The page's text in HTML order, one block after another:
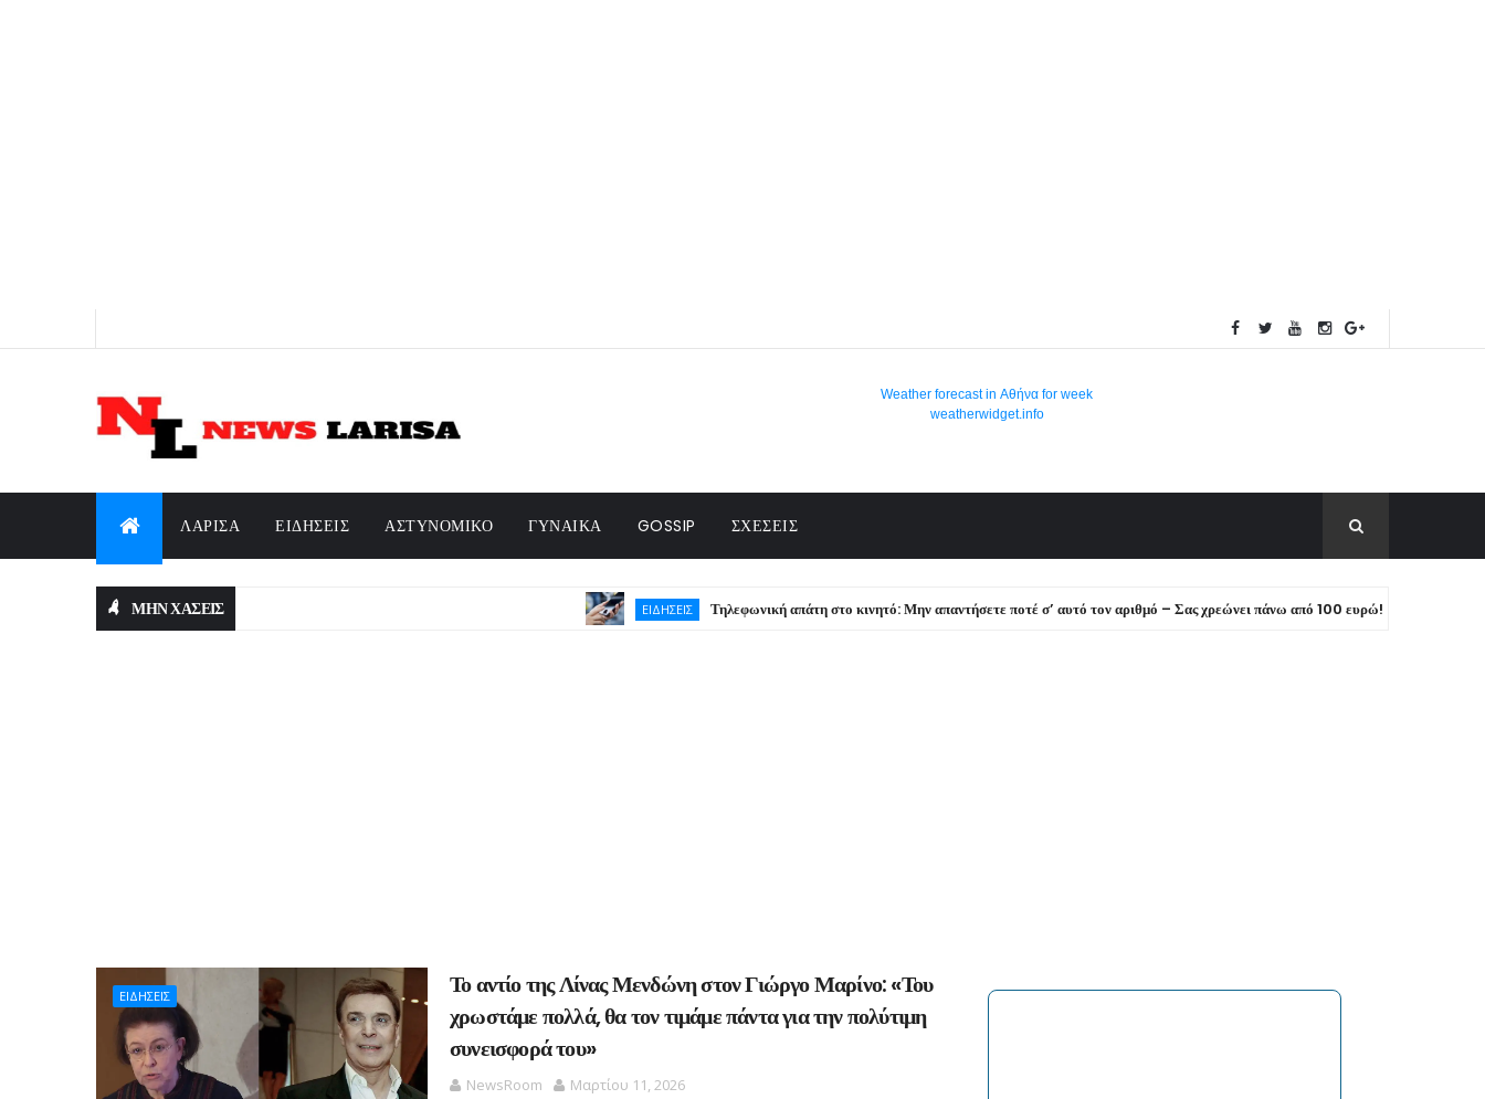
Weather forecast in Αθήνα for week
weatherwidget.info
ΛΑΡΙΣΑ ΕΙΔΗΣΕΙΣ ΑΣΤΥΝΟΜΙΚΟ ΓΥΝΑΙΚΑ GOSSIP ΣΧΕΣΕΙΣ
ΜΗΝ ΧΑΣΕΙΣ ΕΙΔΗΣΕΙΣ Τηλεφωνική απάτη στο κινητό: Μην απαντήσετε ποτέ σ’ αυτό τον αριθμό – Σας χρεώνει πάνω από 100 ευρώ!
ΕΙΔΗΣΕΙΣ
Το αντίο της Λίνας Μενδώνη στον Γιώργο Μαρίνο: «Του
χρωστάμε πολλά, θα τον τιμάμε πάντα για την πολύτιμη
συνεισφορά του»
NewsRoom
Μαρτίου 11, 2026